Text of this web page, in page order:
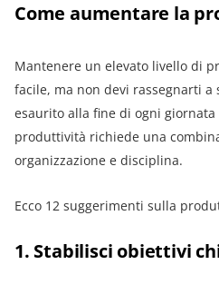
Come aumentare la
Mantenere un elevato livello di
facile, ma non devi rassegnarti a
esaurito alla fine di ogni
produttività richiede una
organizzazione e disciplina.
Ecco 12 suggerimenti sulla
1. Stabilisci obiettivi